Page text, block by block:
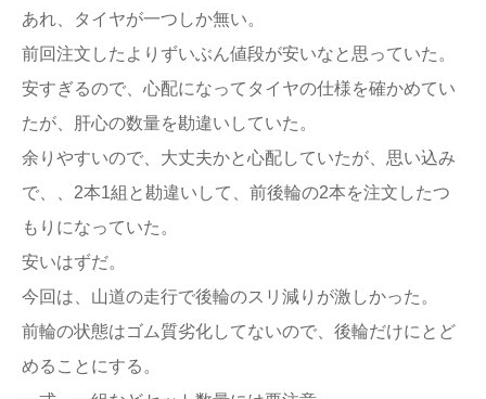
あれ、タイヤが一つしか無い。
前回注文したよりずいぶん値段が安いなと思っていた。
安すぎるので、心配になってタイヤの仕様を確かめてい
たが、肝心の数量を勘違いしていた。
余りやすいので、大丈夫かと心配していたが、思い込み
で、、2本1組と勘違いして、前後輪の2本を注文したつ
もりになっていた。
安いはずだ。
今回は、山道の走行で後輪のスリ減りが激しかった。
前輪の状態はゴム質劣化してないので、後輪だけにとど
めることにする。